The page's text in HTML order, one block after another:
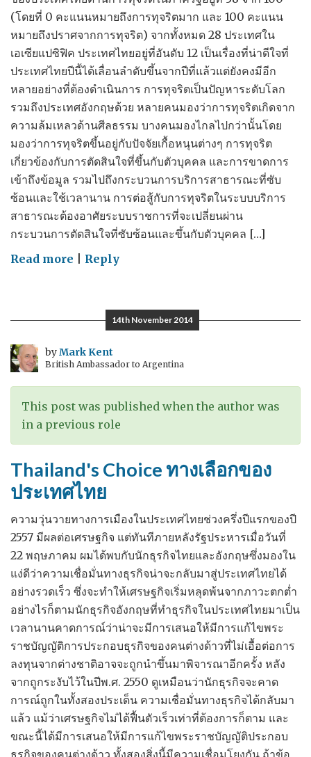
(โดยที่ 0 คะแนนหมายถึงการทุจริตมาก และ 100 คะแนน
หมายถึงปราศจากการทุจริต) จากทั้งหมด 28 ประเทศใน
เอเซียแปซิฟิค ประเทศไทยอยู่ที่อันดับ 12 เป็นเรื่องที่น่าดีใจที่
ประเทศไทยปีนี้ได้เลื่อนลำดับขึ้นจากปีที่แล้วแต่ยังคงมีอีก
หลายอย่างที่ต้องดำเนินการ การทุจริตเป็นปัญหาระดับโลก
รวมถึงประเทศอังกฤษด้วย หลายคนมองว่าการทุจริตเกิดจาก
ความล้มเหลวด้านศีลธรรม บางคนมองไกลไปกว่านั้นโดย
มองว่าการทุจริตขึ้นอยู่กับปัจจัยเกื้อหนุนต่างๆ การทุจริต
เกี่ยวข้องกับการตัดสินใจที่ขึ้นกับตัวบุคคล และการขาดการ
เข้าถึงข้อมูล รวมไปถึงกระบวนการบริการสาธารณะที่ซับ
ซ้อนและใช้เวลานาน การต่อสู้กับการทุจริตในระบบบริการ
สาธารณะต้องอาศัยระบบราชการที่จะเปลี่ยนผ่าน
กระบวนการตัดสินใจที่ซับซ้อนและขึ้นกับตัวบุคคล […]
Read more on
Corruption
–
ต้นทุน
ของ
การ
ทุจริต
Reply
14th November 2014
byMark Kent
British Ambassador to Argentina
This post was published when the author was
in a previous role
Thailand's Choice ทางเลือกของ
ประเทศไทย
ความวุ่นวายทางการเมืองในประเทศไทยช่วงครึ่งปีแรกของปี
2557 มีผลต่อเศรษฐกิจ แต่ทันทีภายหลังรัฐประหารเมื่อวันที่
22 พฤษภาคม ผมได้พบกับนักธุรกิจไทยและอังกฤษซึ่งมองใน
แง่ดีว่าความเชื่อมั่นทางธุรกิจน่าจะกลับมาสู่ประเทศไทยได้
อย่างรวดเร็ว ซึ่งจะทำให้เศรษฐกิจเริ่มหลุดพ้นจากภาวะตกต่ำ
อย่างไรก็ตามนักธุรกิจอังกฤษที่ทำธุรกิจในประเทศไทยมาเป็น
เวลานานคาดการณ์ว่าน่าจะมีการเสนอให้มีการแก้ไขพระ
ราชบัญญัติการประกอบธุรกิจของคนต่างด้าวที่ไม่เอื้อต่อการ
ลงทุนจากต่างชาติอาจจะถูกนำขึ้นมาพิจารณาอีกครั้ง หลัง
จากถูกระงับไว้ในปีพ.ศ. 2550 ดูเหมือนว่านักธุรกิจจะคาด
การณ์ถูกในทั้งสองประเด็น ความเชื่อมั่นทางธุรกิจได้กลับมา
แล้ว แม้ว่าเศรษฐกิจไม่ได้ฟื้นตัวเร็วเท่าที่ต้องการก็ตาม และ
ขณะนี้ได้มีการเสนอให้มีการแก้ไขพระราชบัญญัติประกอบ